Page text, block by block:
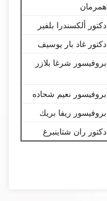
همرمان
دكتور ألكسندرا بلفير
دكتور غاد بار يوسيف
بروفيسور شرغا بلازر
بروفيسور نعيم شحاده
بروفيسور ريفا بريك
دكتور ران شتاينبرغ